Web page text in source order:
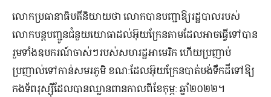
លោកប្រធានាធិបតីនិយាយថា លោកបានបញ្ជាឱ្យរដ្ឋបាលរបស់
លោកបន្តបញ្ជូនជំនួយយោធាដល់អ៊ុយក្រែនតាមដែលអាចធ្វើទៅបាន
រួមទាំងឧបករណ៍ចាស់ៗរបស់សហរដ្ឋអាមេរិក ហើយប្រញាប់
ប្រញាល់ទៅកាន់សមរភូមិ ខណៈដែលអ៊ុយក្រែនបាត់បង់ទឹកដីទៅឱ្យ
កងទ័ពរុស្ស៊ីដែលបានឈ្លានពានកាលពីខែកុម្ភៈ ឆ្នាំ២០២២។